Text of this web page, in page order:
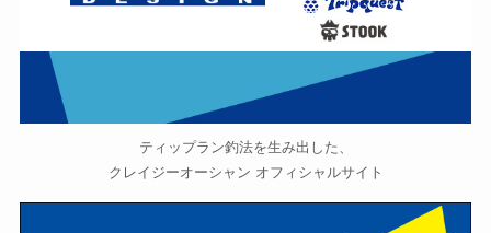
ティップラン釣法を生み出した、
クレイジーオーシャン オフィシャルサイト